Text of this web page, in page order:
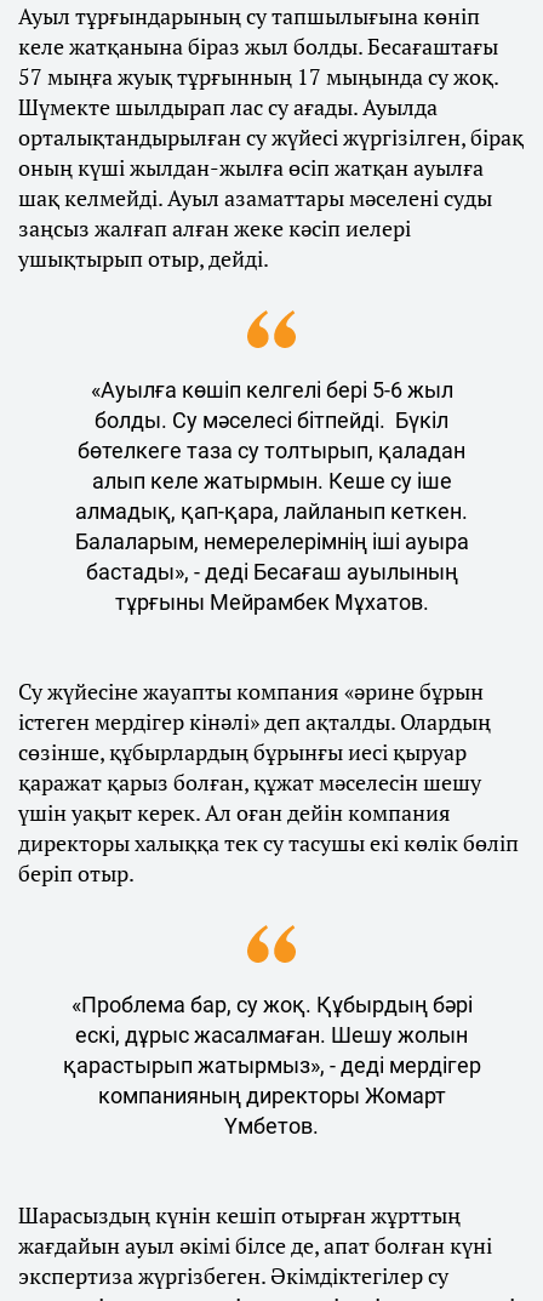
Ауыл тұрғындарының су тапшылығына көніп
келе жатқанына біраз жыл болды. Бесағаштағы
57 мыңға жуық тұрғынның 17 мыңында су жоқ.
Шүмекте шылдырап лас су ағады. Ауылда
орталықтандырылған су жүйесі жүргізілген, бірақ
оның күші жылдан-жылға өсіп жатқан ауылға
шақ келмейді. Ауыл азаматтары мәселені суды
заңсыз жалғап алған жеке кәсіп иелері
ушықтырып отыр, дейді.
«Ауылға көшіп келгелі бері 5-6 жыл
болды. Су мәселесі бітпейді. Бүкіл
бөтелкеге таза су толтырып, қаладан
алып келе жатырмын. Кеше су іше
алмадық, қап-қара, лайланып кеткен.
Балаларым, немерелерімнің іші ауыра
бастады», - деді Бесағаш ауылының
тұрғыны Мейрамбек Мұхатов.
Су жүйесіне жауапты компания «әрине бұрын
істеген мердігер кінәлі» деп ақталды. Олардың
сөзінше, құбырлардың бұрынғы иесі қыруар
қаражат қарыз болған, құжат мәселесін шешу
үшін уақыт керек. Ал оған дейін компания
директоры халыққа тек су тасушы екі көлік бөліп
беріп отыр.
«Проблема бар, су жоқ. Құбырдың бәрі
ескі, дұрыс жасалмаған. Шешу жолын
қарастырып жатырмыз», - деді мердігер
компанияның директоры Жомарт
Үмбетов.
Шарасыздың күнін кешіп отырған жұрттың
жағдайын ауыл әкімі білсе де, апат болған күні
экспертиза жүргізбеген. Әкімдіктегілер су